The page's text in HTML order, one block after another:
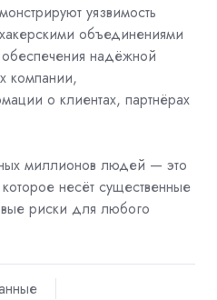
уязвимость
объединениями
надёжной
компании,
о клиентах, партнёрах
миллионов людей — это
несёт существенные
риски для любого